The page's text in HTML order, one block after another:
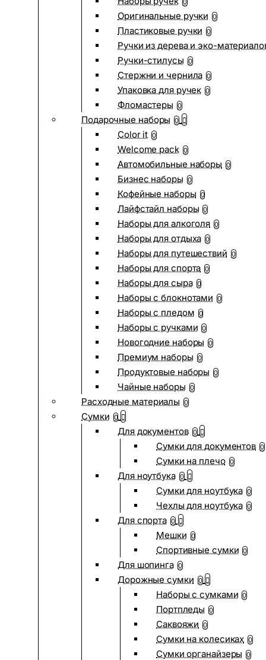
0
Оригинальные ручки 0
Пластиковые ручки 0
Ручки из дерева и эко-
Ручки-стилусы 0
Стержни и чернила 0
Упаковка для ручек 0
Фломастеры 0
Подарочные наборы 0
Color it 0
Welcome pack 0
Автомобильные наборы 0
Бизнес наборы 0
Кофейные наборы 0
Лайфстайл наборы 0
Наборы для алкоголя 0
Наборы для отдыха 0
Наборы для путешествий 0
Наборы для спорта 0
Наборы для сыра 0
Наборы с блокнотами 0
Наборы с пледом 0
Наборы с ручками 0
Новогодние наборы 0
Премиум наборы 0
Продуктовые наборы 0
Чайные наборы 0
Расходные материалы 0
Сумки 0
Для документов 0
Сумки для документов 0
Сумки на плечо 0
Для ноутбука 0
Сумки для ноутбука 0
Чехлы для ноутбука 0
Для спорта 0
Мешки 0
Спортивные сумки 0
Для шопинга 0
Дорожные сумки 0
Наборы с сумками 0
Портпледы 0
Саквояжи 0
Сумки на колесиках 0
Сумки органайзеры 0